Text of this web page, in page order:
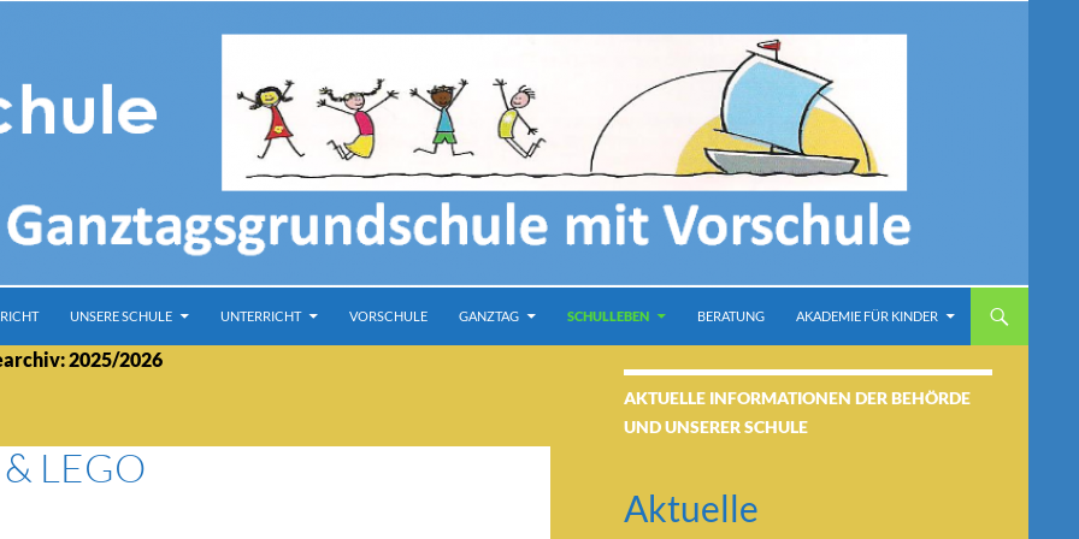
UNSERE SCHULE UNTERRICHT VORSCHULE GANZTAG SCHULLEBEN BERATUNG AKADEMIE FÜR KINDER
2025/2026
LEGO
AKTUELLE INFORMATIONEN DER BEHÖRDE
UND UNSERER SCHULE
Aktuelle